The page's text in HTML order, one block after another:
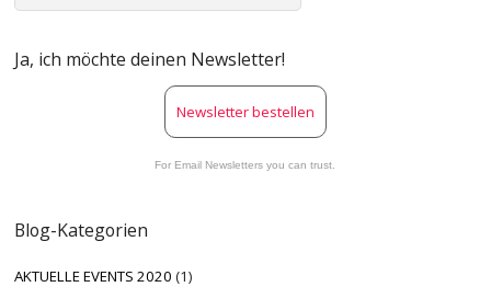
Ja, ich möchte deinen Newsletter!
Newsletter bestellen
For Email Newsletters you can trust.
Blog-Kategorien
AKTUELLE EVENTS 2020 (1)